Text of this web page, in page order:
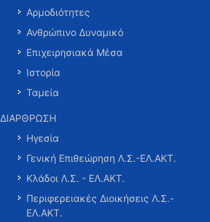
Αρμοδιότητες
Ανθρώπινο Δυναμικό
Επιχειρησιακά Μέσα
Ιστορία
Ταμεία
ΔΙΑΡΘΡΩΣΗ
Ηγεσία
Γενική Επιθεώρηση Λ.Σ.-ΕΛ.ΑΚΤ.
Κλάδοι Λ.Σ. - ΕΛ.ΑΚΤ.
Περιφερειακές Διοικήσεις Λ.Σ.-
ΕΛ.ΑΚΤ.